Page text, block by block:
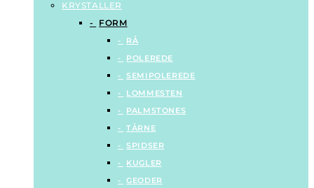
KRYSTALLER
FORM
RÅ
POLEREDE
SEMIPOLEREDE
LOMMESTEN
PALMSTONES
TÅRNE
SPIDSER
KUGLER
GEODER